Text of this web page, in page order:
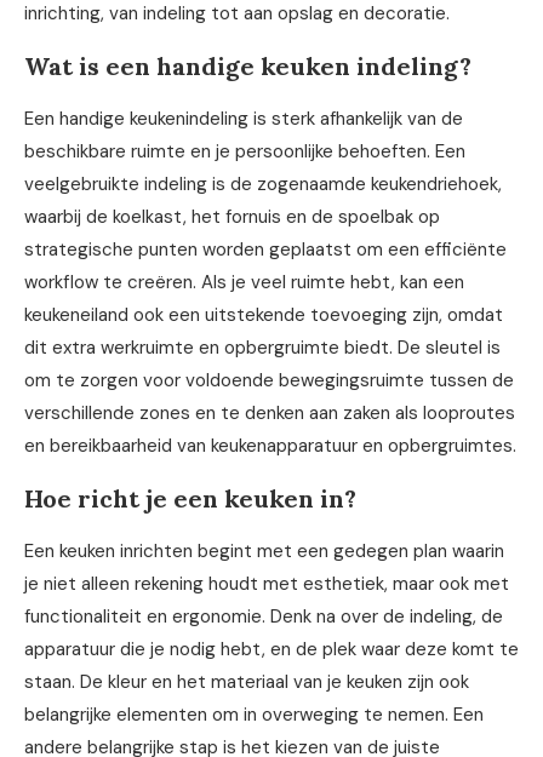
inrichting, van indeling tot aan opslag en decoratie.
Wat is een handige keuken indeling?
Een handige keukenindeling is sterk afhankelijk van de
beschikbare ruimte en je persoonlijke behoeften. Een
veelgebruikte indeling is de zogenaamde keukendriehoek,
waarbij de koelkast, het fornuis en de spoelbak op
strategische punten worden geplaatst om een efficiënte
workflow te creëren. Als je veel ruimte hebt, kan een
keukeneiland ook een uitstekende toevoeging zijn, omdat
dit extra werkruimte en opbergruimte biedt. De sleutel is
om te zorgen voor voldoende bewegingsruimte tussen de
verschillende zones en te denken aan zaken als looproutes
en bereikbaarheid van keukenapparatuur en opbergruimtes.
Hoe richt je een keuken in?
Een keuken inrichten begint met een gedegen plan waarin
je niet alleen rekening houdt met esthetiek, maar ook met
functionaliteit en ergonomie. Denk na over de indeling, de
apparatuur die je nodig hebt, en de plek waar deze komt te
staan. De kleur en het materiaal van je keuken zijn ook
belangrijke elementen om in overweging te nemen. Een
andere belangrijke stap is het kiezen van de juiste